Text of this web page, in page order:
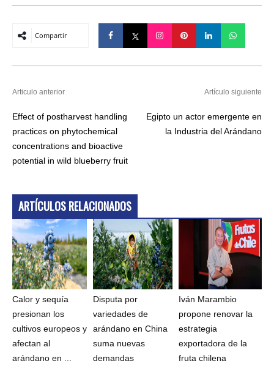
Compartir
Articulo anterior
Effect of postharvest handling
practices on phytochemical
concentrations and bioactive
potential in wild blueberry fruit
Artículo siguiente
Egipto un actor emergente en
la Industria del Arándano
ARTÍCULOS RELACIONADOS
Calor y sequía
presionan los
cultivos europeos y
afectan al
arándano en ...
Disputa por
variedades de
arándano en China
suma nuevas
demandas
Iván Marambio
propone renovar la
estrategia
exportadora de la
fruta chilena